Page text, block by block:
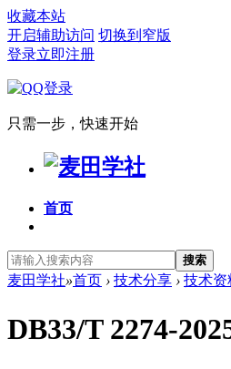
收藏本站
开启辅助访问 切换到窄版
登录立即注册
只需一步，快速开始
首页
搜索
麦田学社»首页 › 技术分享 › 技术资
DB33/T 2274-